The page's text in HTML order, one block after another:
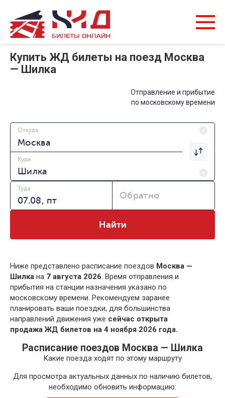
Купить ЖД билеты на поезд Москва
— Шилка
Отправление и прибытие
по московскому времени
Откуда
Куда
Туда
Обратно
Найти
Ниже представлено расписание поездов Москва —
Шилка на 7 августа 2026. Время отправления и
прибытия на станции назначения указано по
московскому времени. Рекомендуем заранее
планировать ваши поездки, для большинства
направлений движения уже сейчас открыта
продажа ЖД билетов на 4 ноября 2026 года.
Расписание поездов Москва — Шилка
Какие поезда ходят по этому маршруту
Для просмотра актуальных данных по наличию билетов,
необходимо обновить информацию: